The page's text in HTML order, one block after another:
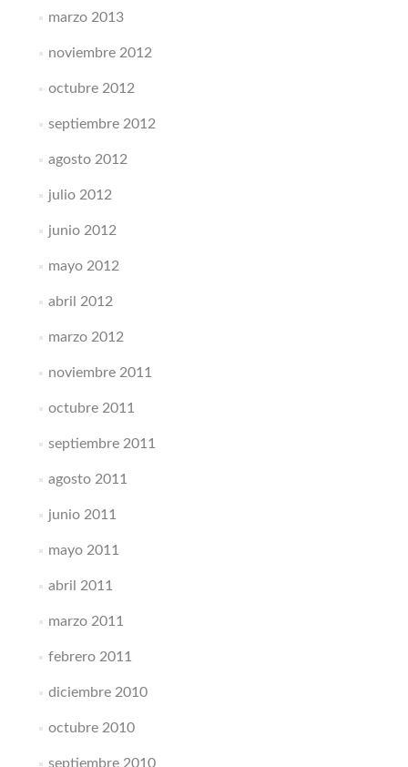
marzo 2013
noviembre 2012
octubre 2012
septiembre 2012
agosto 2012
julio 2012
junio 2012
mayo 2012
abril 2012
marzo 2012
noviembre 2011
octubre 2011
septiembre 2011
agosto 2011
junio 2011
mayo 2011
abril 2011
marzo 2011
febrero 2011
diciembre 2010
octubre 2010
septiembre 2010